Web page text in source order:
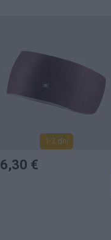
1-3 dní
6,30 €